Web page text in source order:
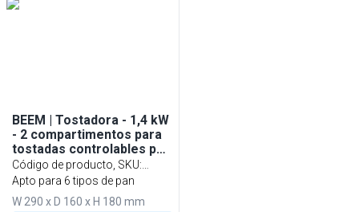
BEEM | Tostadora - 1,4 kW
- 2 compartimentos para
tostadas controlables por
separado - incl. rejilla para
panecillos
Código de producto, SKU:
TMTSB
Apto para 6 tipos de pan
W 290 x D 160 x H 180 mm